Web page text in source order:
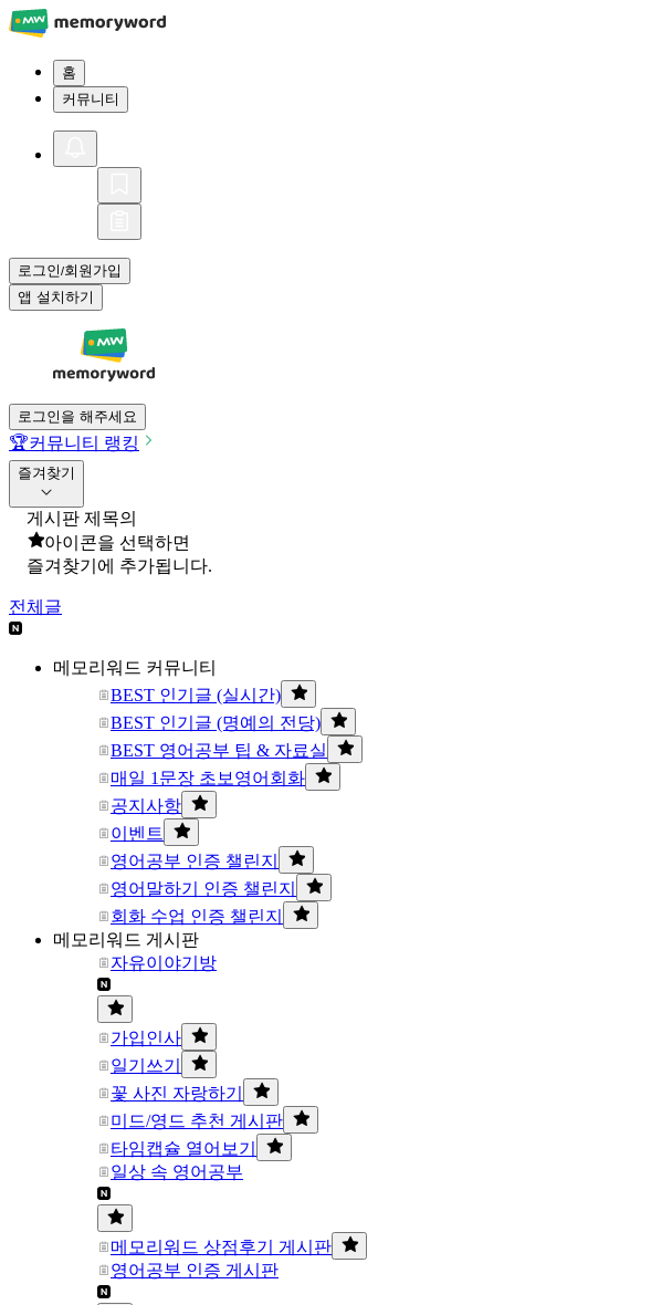
홈
커뮤니티
로그인/회원가입
앱 설치하기
로그인을 해주세요
🏆커뮤니티 랭킹
즐겨찾기
게시판 제목의
아이콘을 선택하면
즐겨찾기에 추가됩니다.
전체글
메모리워드 커뮤니티
BEST 인기글 (실시간)
BEST 인기글 (명예의 전당)
BEST 영어공부 팁 & 자료실
매일 1문장 초보영어회화
공지사항
이벤트
영어공부 인증 챌린지
영어말하기 인증 챌린지
회화 수업 인증 챌린지
메모리워드 게시판
자유이야기방
가입인사
일기쓰기
꽃 사진 자랑하기
미드/영드 추천 게시판
타임캡슐 열어보기
일상 속 영어공부
메모리워드 상점후기 게시판
영어공부 인증 게시판